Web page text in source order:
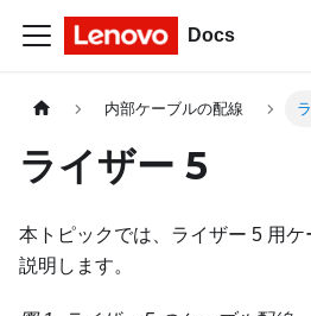
Docs
内部ケーブルの配線
ライザー 5
本トピックでは、ライザー 5 用
説明します。